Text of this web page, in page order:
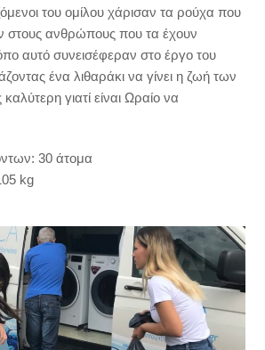
του ομίλου χάρισαν τα ρούχα που
στους ανθρώπους που τα έχουν
αυτό συνεισέφεραν στο έργο του
ένα λιθαράκι να γίνει η ζωή των
γιατί είναι Ωραίο να
30 άτομα
kg